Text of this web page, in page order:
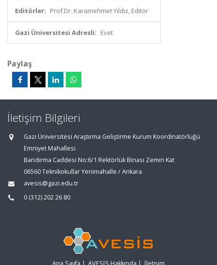
Editörler: Prof.Dr. Karamehmet Yıldız, Editör
Gazi Üniversitesi Adresli: Evet
Paylaş
İletişim Bilgileri
Gazi Üniversitesi Araştırma Geliştirme Kurum Koordinatörlüğü
Emniyet Mahallesi
Bandırma Caddesi No:6/1 Rektörlük Binası Zemin Kat
06560 Teknikokullar Yenimahalle / Ankara
avesis@gazi.edu.tr
0 (312) 202 26 80
Ana Sayfa | AVESİS Hakkında | İletişim